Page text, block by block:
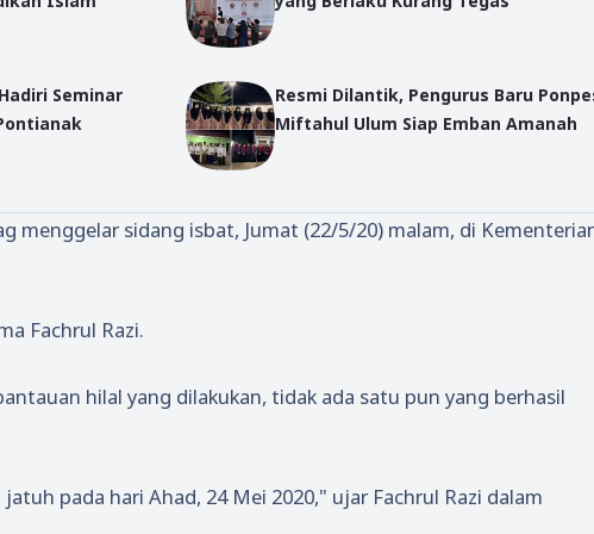
Seminar
Resmi Dilantik, Pengurus Baru
Miftahul Ulum Siap Emban Amanah
menggelar sidang isbat, Jumat (22/5/20) malam, di
Fachrul Razi.
hilal yang dilakukan, tidak ada satu pun yang berhasil
pada hari Ahad, 24 Mei 2020," ujar Fachrul Razi dalam